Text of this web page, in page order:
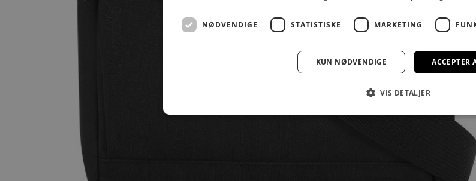
NØDVENDIGE STATISTISKE MARKETING
ACCEPTER
KUN NØDVENDIGE
VIS DETALJER